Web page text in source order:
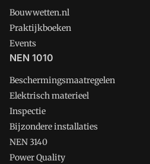
Bouwwetten.nl
Praktijkboeken
Events
NEN 1010
Beschermingsmaatregelen
Elektrisch materieel
Inspectie
Bijzondere installaties
NEN 3140
Power Quality